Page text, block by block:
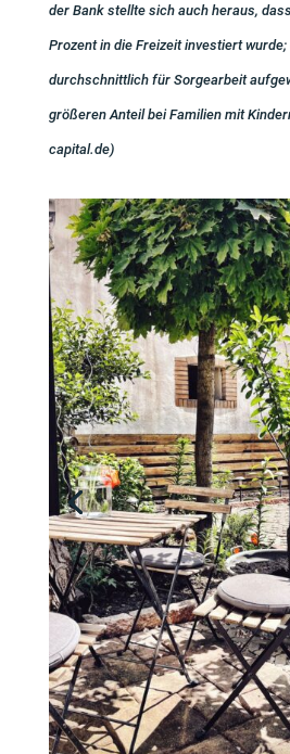
der Bank stellte sich auch heraus,
Prozent in die Freizeit investiert
durchschnittlich für Sorgearbeit
größeren Anteil bei Familien mit
capital.de)